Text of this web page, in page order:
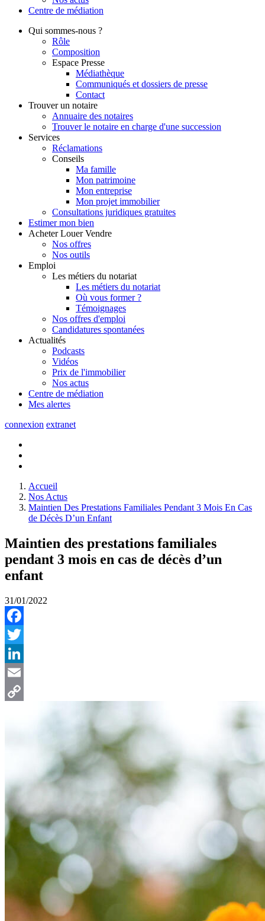
Centre de médiation
Qui sommes-nous ?
Rôle
Composition
Espace Presse
Médiathèque
Communiqués et dossiers de presse
Contact
Trouver un notaire
Annuaire des notaires
Trouver le notaire en charge d'une succession
Services
Réclamations
Conseils
Ma famille
Mon patrimoine
Mon entreprise
Mon projet immobilier
Consultations juridiques gratuites
Estimer mon bien
Acheter Louer Vendre
Nos offres
Nos outils
Emploi
Les métiers du notariat
Les métiers du notariat
Où vous former ?
Témoignages
Nos offres d'emploi
Candidatures spontanées
Actualités
Podcasts
Vidéos
Prix de l'immobilier
Nos actus
Centre de médiation
Mes alertes
connexion extranet
Accueil
Nos Actus
Maintien Des Prestations Familiales Pendant 3 Mois En Cas
de Décès D’un Enfant
Maintien des prestations familiales
pendant 3 mois en cas de décès d’un
enfant
31/01/2022
Facebook
Twitter
LinkedIn
Email